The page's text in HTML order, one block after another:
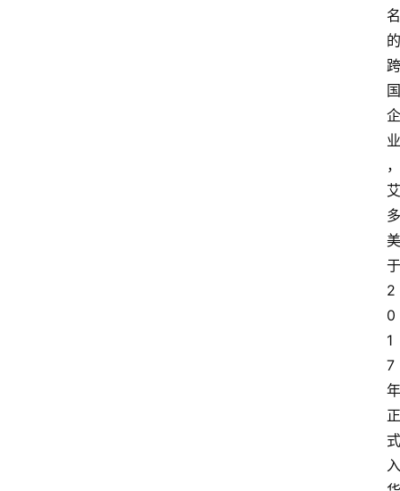
名
的
跨
国
企
业
，
艾
多
美
于
2
0
1
7
年
正
式
入